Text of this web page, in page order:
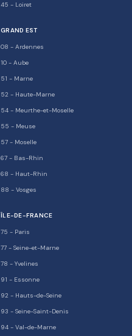
45 - Loiret
GRAND EST
08 - Ardennes
10 - Aube
51 - Marne
52 - Haute-Marne
54 - Meurthe-et-Moselle
55 - Meuse
57 - Moselle
67 - Bas-Rhin
68 - Haut-Rhin
88 - Vosges
ÎLE-DE-FRANCE
75 - Paris
77 - Seine-et-Marne
78 - Yvelines
91 - Essonne
92 - Hauts-de-Seine
93 - Seine-Saint-Denis
94 - Val-de-Marne